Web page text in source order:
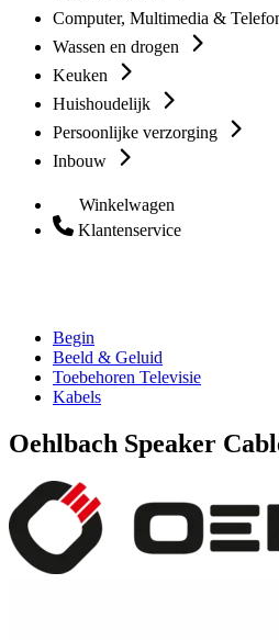
Computer, Multimedia &
Wassen en drogen
Keuken
Huishoudelijk
Persoonlijke verzorging
Inbouw
Winkelwagen
Klantenservice
Begin
Beeld & Geluid
Toebehoren Televisie
Kabels
Oehlbach Speaker